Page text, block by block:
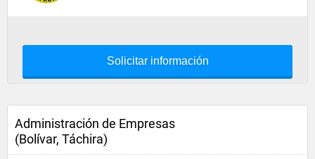
Solicitar información
Administración de Empresas
(Bolívar, Táchira)